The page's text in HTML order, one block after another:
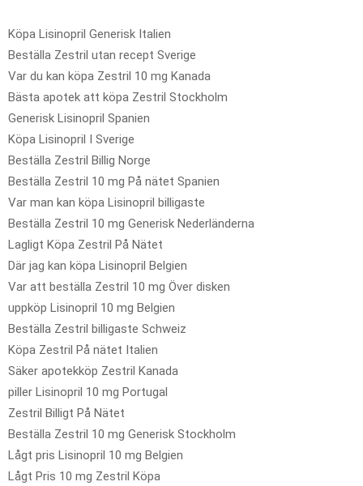
Köpa Lisinopril Generisk Italien
Beställa Zestril utan recept Sverige
Var du kan köpa Zestril 10 mg Kanada
Bästa apotek att köpa Zestril Stockholm
Generisk Lisinopril Spanien
Köpa Lisinopril I Sverige
Beställa Zestril Billig Norge
Beställa Zestril 10 mg På nätet Spanien
Var man kan köpa Lisinopril billigaste
Beställa Zestril 10 mg Generisk Nederländerna
Lagligt Köpa Zestril På Nätet
Där jag kan köpa Lisinopril Belgien
Var att beställa Zestril 10 mg Över disken
uppköp Lisinopril 10 mg Belgien
Beställa Zestril billigaste Schweiz
Köpa Zestril På nätet Italien
Säker apotekköp Zestril Kanada
piller Lisinopril 10 mg Portugal
Zestril Billigt På Nätet
Beställa Zestril 10 mg Generisk Stockholm
Lågt pris Lisinopril 10 mg Belgien
Lågt Pris 10 mg Zestril Köpa